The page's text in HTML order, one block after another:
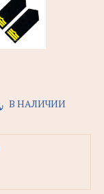
В НАЛИЧИИ